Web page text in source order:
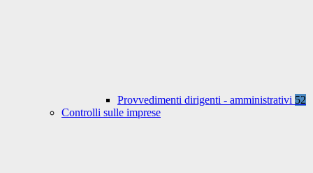
Provvedimenti dirigenti - amministrativi 52
Controlli sulle imprese